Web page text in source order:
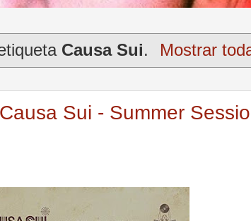
Causa Sui. Mostrar
Sui - Summer